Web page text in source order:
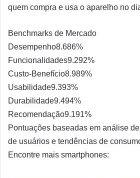
quem compra e usa o aparelho no
Benchmarks de Mercado
Desempenho8.686%
Funcionalidades9.292%
Custo-Benefício8.989%
Usabilidade9.393%
Durabilidade9.494%
Recomendação9.191%
Pontuações baseadas em análise
de usuários e tendências de
Encontre mais smartphones: